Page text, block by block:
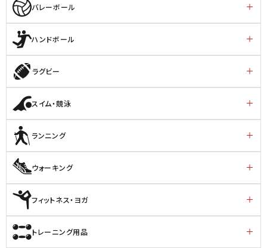
バレーボール
ハンドボール
ラグビー
スイム・競泳
ランニング
ウォーキング
フィットネス・ヨガ
トレーニング用品